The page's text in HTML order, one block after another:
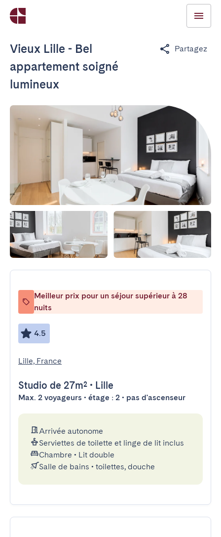
Vieux Lille - Bel
appartement soigné
lumineux
Partagez
Meilleur prix pour un séjour supérieur à 28
nuits
4.5
Lille, France
Studio de 27m² • Lille
Max. 2 voyageurs • étage : 2 • pas d'ascenseur
Arrivée autonome
Serviettes de toilette et linge de lit inclus
Chambre • Lit double
Salle de bains • toilettes, douche